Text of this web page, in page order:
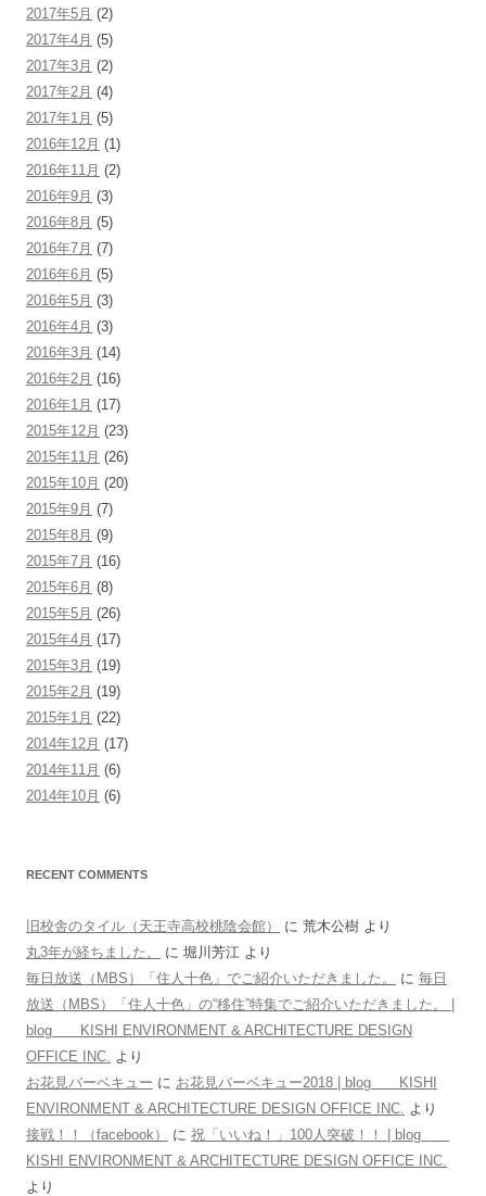
2017年5月 (2)
2017年4月 (5)
2017年3月 (2)
2017年2月 (4)
2017年1月 (5)
2016年12月 (1)
2016年11月 (2)
2016年9月 (3)
2016年8月 (5)
2016年7月 (7)
2016年6月 (5)
2016年5月 (3)
2016年4月 (3)
2016年3月 (14)
2016年2月 (16)
2016年1月 (17)
2015年12月 (23)
2015年11月 (26)
2015年10月 (20)
2015年9月 (7)
2015年8月 (9)
2015年7月 (16)
2015年6月 (8)
2015年5月 (26)
2015年4月 (17)
2015年3月 (19)
2015年2月 (19)
2015年1月 (22)
2014年12月 (17)
2014年11月 (6)
2014年10月 (6)
RECENT COMMENTS
旧校舎のタイル（天王寺高校桃陰会館） に 荒木公樹 より
丸3年が経ちました。
に 堀川芳江 より
毎日放送（MBS）「住人十色」でご紹介いただきました。
に 毎日
放送（MBS）「住人十色」の“移住”特集でご紹介いただきました。 |
blog KISHI ENVIRONMENT & ARCHITECTURE DESIGN
OFFICE INC.
より
お花見バーベキュー に お花見バーベキュー2018 | blog KISHI
ENVIRONMENT & ARCHITECTURE DESIGN OFFICE INC.
より
接戦！！（facebook）
に 祝「いいね！」100人突破！！ | blog
KISHI ENVIRONMENT & ARCHITECTURE DESIGN OFFICE INC.
より